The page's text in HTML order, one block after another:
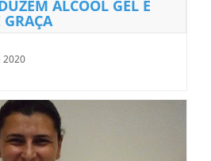
ÁLCOOL GEL E
2020